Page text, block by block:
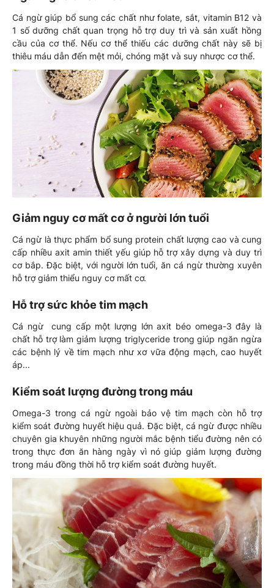
Cá ngừ giúp bổ sung các chất như folate, sắt, vitamin B12 và
1 số dưỡng chất quan trọng hỗ trợ duy trì và sản xuất hồng
cầu của cơ thể. Nếu cơ thể thiếu các dưỡng chất này sẽ bị
thiêu máu dẫn đến mệt mỏi, chóng mặt và suy nhược cơ thể.
Giảm nguy cơ mất cơ ở người lớn tuổi
Cá ngừ là thực phẩm bổ sung protein chất lượng cao và cung
cấp nhiều axit amin thiết yếu giúp hỗ trợ xây dựng và duy trì
cơ bắp. Đặc biệt, với người lớn tuổi, ăn cá ngừ thường xuyên
hỗ trợ giảm thiểu nguy cơ mất cơ.
Hỗ trợ sức khỏe tim mạch
Cá ngừ cung cấp một lượng lớn axit béo omega-3 đây là
chất hỗ trợ làm giảm lượng triglyceride trong giúp ngăn ngừa
các bệnh lý về tim mạch như xơ vữa động mạch, cao huyết
áp...
Kiểm soát lượng đường trong máu
Omega-3 trong cá ngừ ngoài bảo vệ tim mạch còn hỗ trợ
kiểm soát đường huyết hiệu quả. Đặc biệt, cá ngừ được nhiều
chuyên gia khuyên những người mắc bệnh tiểu đường nên có
trong thực đơn ăn hàng ngày vì nó giúp giảm lượng đường
trong máu đồng thời hỗ trợ kiểm soát đường huyết.